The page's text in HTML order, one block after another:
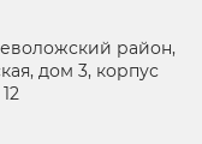
район,
дом 3, корпус